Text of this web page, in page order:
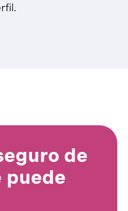
de
puede